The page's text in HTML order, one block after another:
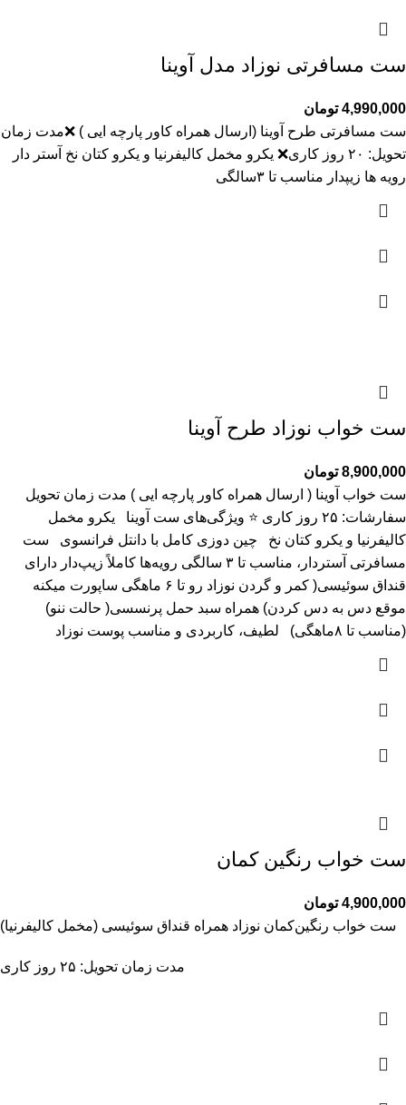
ست مسافرتی نوزاد مدل آوینا
4,990,000 تومان
ست مسافرتی طرح آوینا (ارسال همراه کاور پارچه ایی ) ❌️مدت زمان
تحویل: ۲۰ روز کاری❌️ یکرو مخمل کالیفرنیا و یکرو کتان نخ آستر دار
رویه ها زیپدار مناسب تا ۳سالگی
ست خواب نوزاد طرح آوینا
8,900,000 تومان
ست خواب آوینا ( ارسال همراه کاور پارچه ایی ) مدت زمان تحویل
سفارشات: ۲۵ روز کاری ⭐ ویژگی‌های ست آوینا یکرو مخمل
کالیفرنیا و یکرو کتان نخ چین دوزی کامل با دانتل فرانسوی ست
مسافرتی آستر‌دار، مناسب تا ۳ سالگی رویه‌ها کاملاً زیپ‌دار دارای
قنداق سوئیسی( کمر و گردن نوزاد رو تا ۶ ماهگی ساپورت میکنه
موقع دس به دس کردن) همراه سبد حمل پرنسسی( حالت ننو)
(مناسب تا ۸ماهگی) لطیف، کاربردی و مناسب پوست نوزاد
ست خواب رنگین کمان
4,900,000 تومان
ست خواب رنگین‌کمان نوزاد همراه قنداق سوئیسی (مخمل کالیفرنیا)
مدت زمان تحویل: ۲۵ روز کاری